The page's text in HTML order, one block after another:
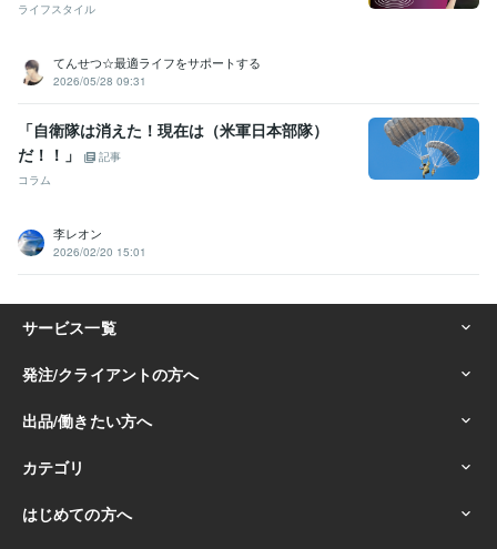
ライフスタイル
てんせつ☆最適ライフをサポートする
2026/05/28 09:31
「自衛隊は消えた！現在は（米軍日本部隊）
だ！！」
記事
コラム
李レオン
2026/02/20 15:01